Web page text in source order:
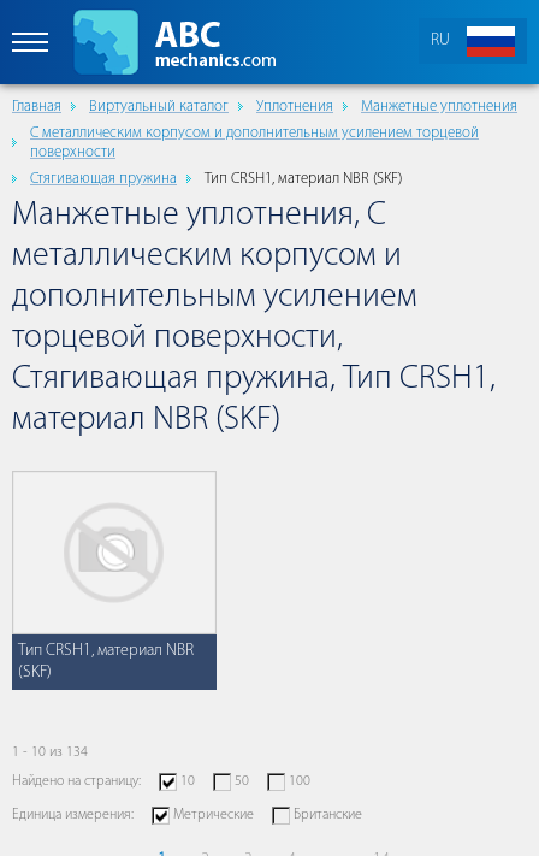
RU
Главная Виртуальный каталог Уплотнения
Манжетные уплотнения
С металлическим корпусом и дополнительным усилением торцевой
поверхности
Стягивающая пружина
Тип CRSH1, материал NBR (SKF)
Манжетные уплотнения, С
металлическим корпусом и
дополнительным усилением
торцевой поверхности,
Стягивающая пружина, Тип CRSH1,
материал NBR (SKF)
Тип CRSH1, материал NBR
(SKF)
1 - 10 из 134
Найдено на страницу:
10 50 100
Единица измерения: Метрические Британские